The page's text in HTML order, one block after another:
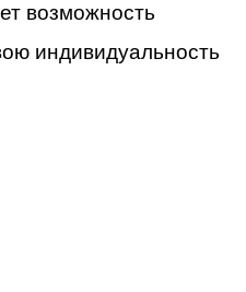
возможность
индивидуальность